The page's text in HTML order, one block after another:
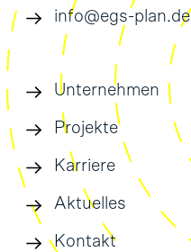
info@egs-plan.de
Unternehmen
Projekte
Karriere
Aktuelles
Kontakt